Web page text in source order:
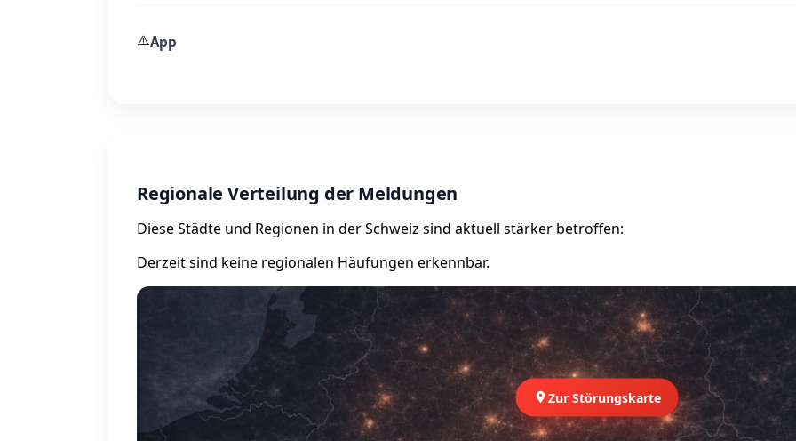
⚠️App
Regionale Verteilung der Meldungen
Diese Städte und Regionen in der Schweiz sind aktuell stärker betroffen:
Derzeit sind keine regionalen Häufungen erkennbar.
Zur Störungskarte